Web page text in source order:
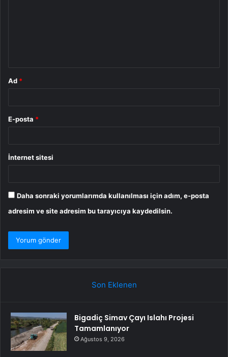
Ad *
E-posta *
İnternet sitesi
Daha sonraki yorumlarımda kullanılması için adım, e-posta
adresim ve site adresim bu tarayıcıya kaydedilsin.
Son Eklenen
Bigadiç Simav Çayı Islahı Projesi
Tamamlanıyor
Ağustos 9, 2026